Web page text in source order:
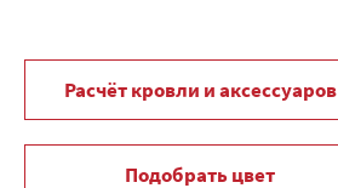
Расчёт кровли и аксессуаров
Подобрать цвет